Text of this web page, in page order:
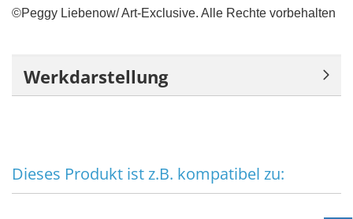
©Peggy Liebenow/ Art-Exclusive. Alle Rechte vorbehalten
Werkdarstellung
Dieses Produkt ist z.B. kompatibel zu: